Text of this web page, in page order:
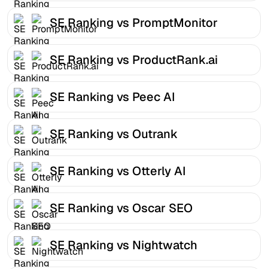
SE Ranking vs PromptMonitor
SE Ranking vs ProductRank.ai
SE Ranking vs Peec AI
SE Ranking vs Outrank
SE Ranking vs Otterly AI
SE Ranking vs Oscar SEO
SE Ranking vs Nightwatch